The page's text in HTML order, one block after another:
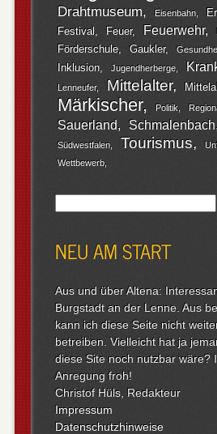
Drahtmuseum Eisenbahn
Festival
Feuer Feuerwehr
Förderschule Gaukler
Inklusion
Jugendherberge
Lenneufer Mittelalter
Märkischer Politik
Sauerland Schmalenbach
Südwestfalen Tourismus
Wettbewerb
NEU AM START
Aus und über Altena:
Burgstadt an der Lenne. Aus
kann ich diese Seite nicht
betreiben. Vielleicht hat ja
diese Site noch nutzbar wäre?
Anregung froh!
Christof Hüls, Redakteur
Impressum
Datenschutzhinweise